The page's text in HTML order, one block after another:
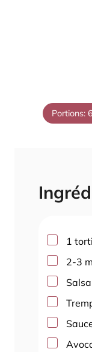
Portions: 6
▢1
▢
2-3
▢
▢
▢
▢